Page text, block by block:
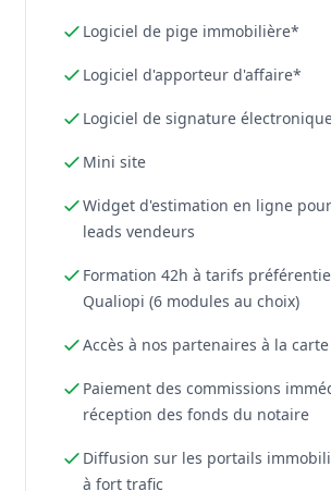
Logiciel de pige immobilière*
Logiciel d'apporteur d'affaire*
Logiciel de signature
Mini site
Widget d'estimation en ligne
leads vendeurs
Formation 42h à tarifs
Qualiopi (6 modules au choix)
Accès à nos partenaires à la carte
Paiement des commissions
réception des fonds du notaire
Diffusion sur les portails
à fort trafic